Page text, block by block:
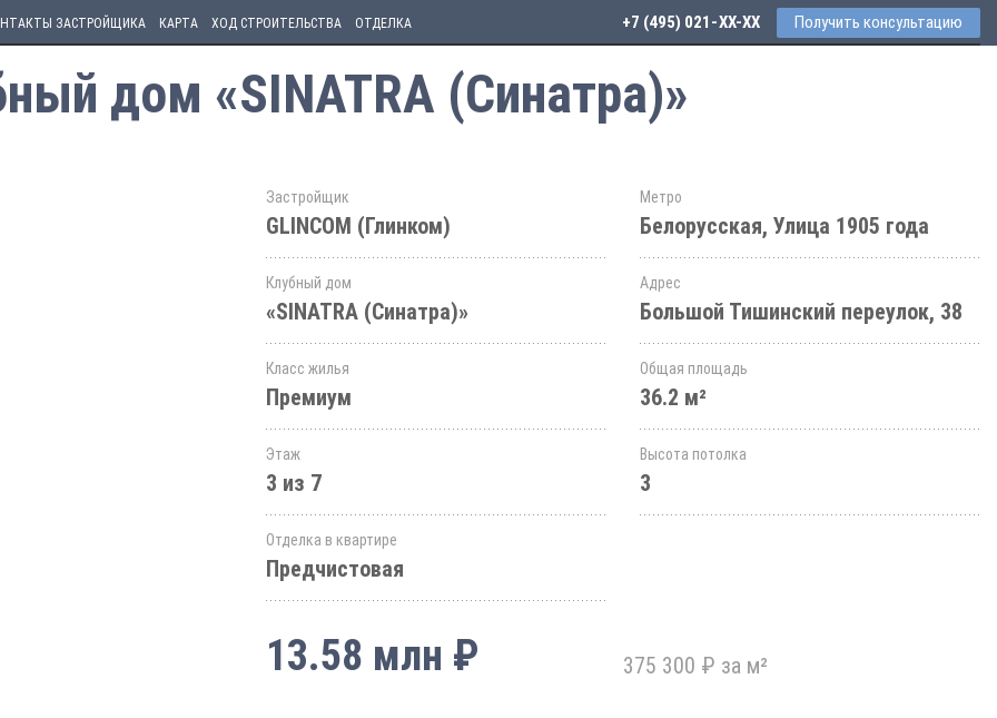
ЗАСТРОЙЩИКА КАРТА ХОД СТРОИТЕЛЬСТВА ОТДЕЛКА +7 (495) 021-41-76 Получить консультацию
дом «SINATRA (Синатра)»
Застройщик
GLINCOM (Глинком)
Метро
Белорусская, Улица 1905 года
Клубный дом
«SINATRA (Синатра)»
Адрес
Большой Тишинский переулок, 38
Класс жилья
Премиум
Общая площадь
36.2 м²
Этаж
3 из 7
Высота потолка
3
Отделка в квартире
Предчистовая
13.58 млн ₽ 375 300 ₽ за м²